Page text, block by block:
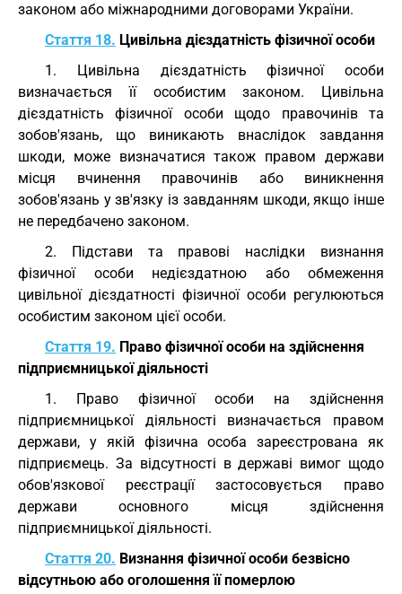
законом або міжнародними договорами України.
Стаття 18. Цивільна дієздатність фізичної особи
1. Цивільна дієздатність фізичної особи
визначається її особистим законом. Цивільна
дієздатність фізичної особи щодо правочинів та
зобов'язань, що виникають внаслідок завдання
шкоди, може визначатися також правом держави
місця вчинення правочинів або виникнення
зобов'язань у зв'язку із завданням шкоди, якщо інше
не передбачено законом.
2. Підстави та правові наслідки визнання
фізичної особи недієздатною або обмеження
цивільної дієздатності фізичної особи регулюються
особистим законом цієї особи.
Стаття 19. Право фізичної особи на здійснення
підприємницької діяльності
1. Право фізичної особи на здійснення
підприємницької діяльності визначається правом
держави, у якій фізична особа зареєстрована як
підприємець. За відсутності в державі вимог щодо
обов'язкової реєстрації застосовується право
держави основного місця здійснення
підприємницької діяльності.
Стаття 20. Визнання фізичної особи безвісно
відсутньою або оголошення її померлою